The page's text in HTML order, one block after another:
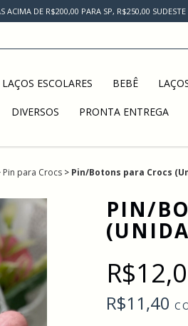
ACIMA DE R$200,00 PARA SP, R$250,00
LAÇOS ESCOLARES BEBÊ
DIVERSOS PRONTA ENTREGA
Pin para Crocs > Pin/Botons para Crocs
PIN/
R$11,40